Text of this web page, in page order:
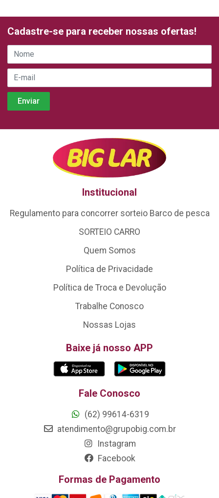
Cadastre-se para receber nossas ofertas!
Institucional
Regulamento para concorrer sorteio Barco de pesca
SORTEIO CARRO
Quem Somos
Política de Privacidade
Política de Troca e Devolução
Trabalhe Conosco
Nossas Lojas
Baixe já nosso APP
Fale Conosco
(62) 99614-6319
atendimento@grupobig.com.br
Instagram
Facebook
Formas de Pagamento